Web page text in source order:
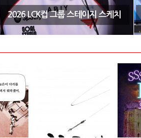
2026 LCK컵 그룹 스테이지 스케치